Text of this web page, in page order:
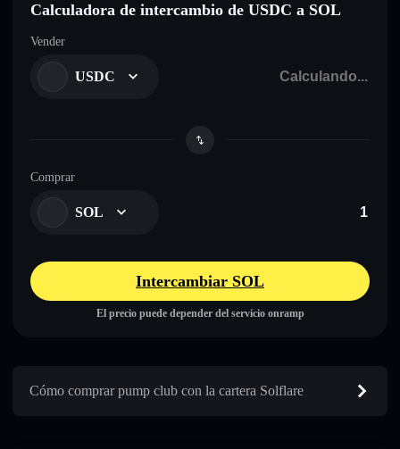
Calculadora de intercambio de USDC a SOL
Vender
USDC
Comprar
SOL
Intercambiar SOL
El precio puede depender del servicio onramp
Cómo comprar pump club con la cartera Solflare